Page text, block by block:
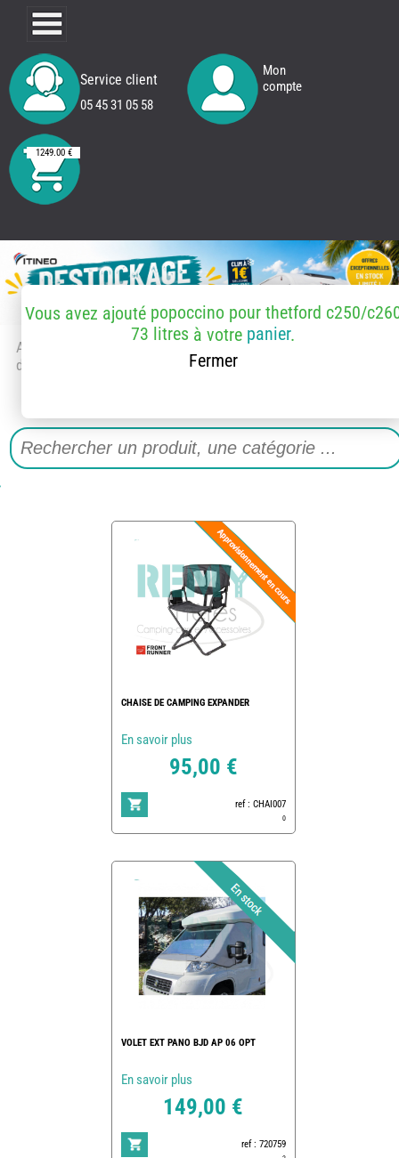
Service client
05 45 31 05 58
Mon
compte
1249.00 €
Accueil
> Accessoires et pièces
détachées
Vous avez ajouté popoccino pour thetford c250/
73 litres à votre panier.
Fermer
CHAISE DE CAMPING EXPANDER
En savoir plus
95,00 €
ref : CHAI007
0
VOLET EXT PANO BJD AP 06 OPT
En savoir plus
149,00 €
ref : 720759